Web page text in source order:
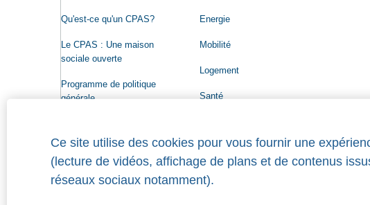
Ce site utilise des cookies pour vous fournir une
(lecture de vidéos, affichage de plans et de contenus
réseaux sociaux notamment).
Qu'est-ce qu'un CPAS?
Le CPAS : Une maison
sociale ouverte
Programme de politique
générale
Organigramme
Offres d'emploi
Energie
Mobilité
Logement
Santé